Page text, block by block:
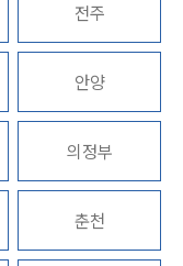
전주
안양
의정부
춘천